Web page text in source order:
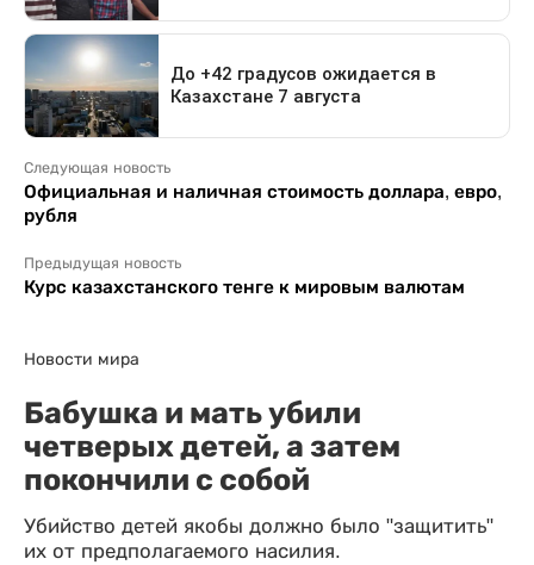
Следующая новость
Официальная и наличная стоимость доллара, евро,
рубля
Предыдущая новость
Курс казахстанского тенге к мировым валютам
Новости мира
Бабушка и мать убили
четверых детей, а затем
покончили с собой
Убийство детей якобы должно было "защитить"
их от предполагаемого насилия.